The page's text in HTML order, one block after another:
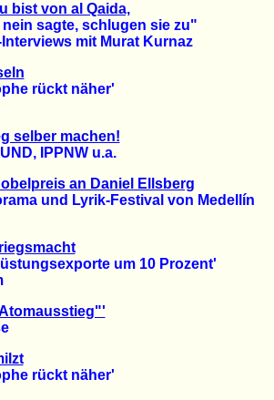
bist von al Qaida,
schlugen sie zu"
mit Murat Kurnaz
näher'
selber machen!
IPPNW u.a.
an Daniel Ellsberg
Lyrik-Festival von Medellín
um 10 Prozent'
näher'